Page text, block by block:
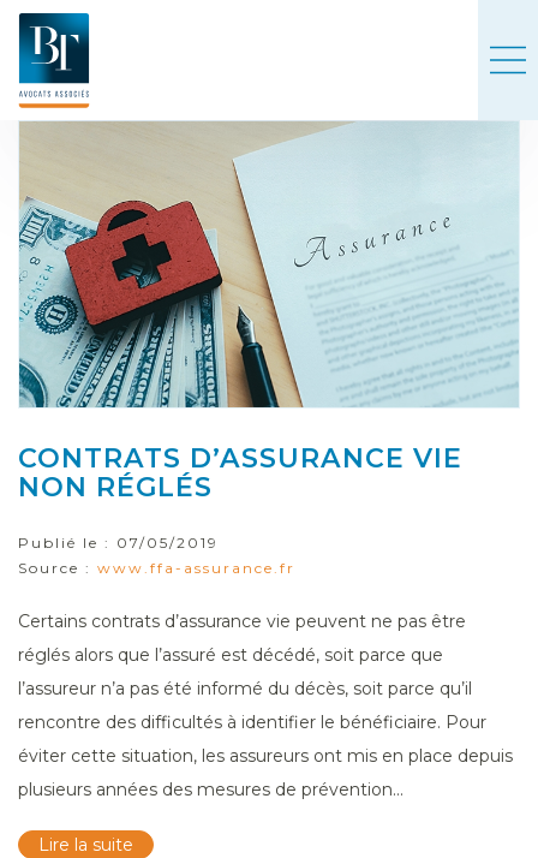
CONTRATS D’ASSURANCE VIE
NON RÉGLÉS
Publié le : 07/05/2019
Source : www.ffa-assurance.fr
Certains contrats d’assurance vie peuvent ne pas être
réglés alors que l’assuré est décédé, soit parce que
l’assureur n’a pas été informé du décès, soit parce qu’il
rencontre des difficultés à identifier le bénéficiaire. Pour
éviter cette situation, les assureurs ont mis en place depuis
plusieurs années des mesures de prévention...
Lire la suite